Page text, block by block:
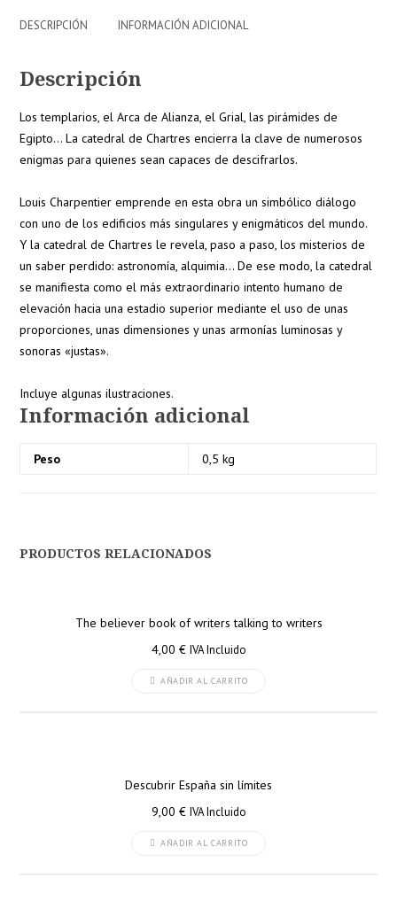
DESCRIPCIÓN INFORMACIÓN ADICIONAL
Descripción
Los templarios, el Arca de Alianza, el Grial, las pirámides de
Egipto… La catedral de Chartres encierra la clave de numerosos
enigmas para quienes sean capaces de descifrarlos.
Louis Charpentier emprende en esta obra un simbólico diálogo
con uno de los edificios más singulares y enigmáticos del mundo.
Y la catedral de Chartres le revela, paso a paso, los misterios de
un saber perdido: astronomía, alquimia… De ese modo, la catedral
se manifiesta como el más extraordinario intento humano de
elevación hacia una estadio superior mediante el uso de unas
proporciones, unas dimensiones y unas armonías luminosas y
sonoras «justas».
Incluye algunas ilustraciones.
Información adicional
Peso 0,5 kg
PRODUCTOS RELACIONADOS
The believer book of writers talking to writers
4,00 € IVA Incluido
AÑADIR AL CARRITO
Descubrir España sin límites
9,00 € IVA Incluido
AÑADIR AL CARRITO